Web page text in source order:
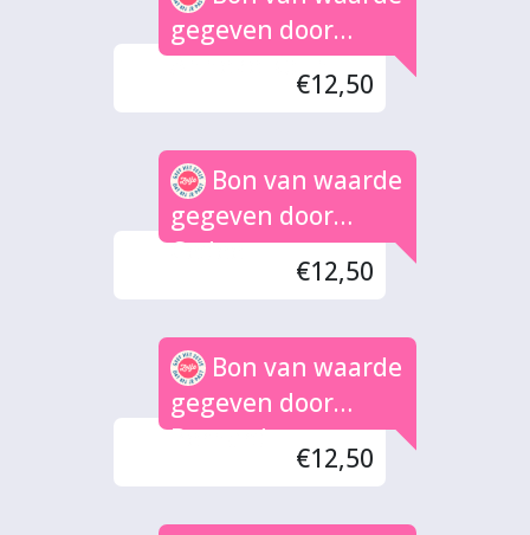
gegeven door
Anneke Koun
€12,50
Bon van waarde
gegeven door
Cedee
€12,50
Bon van waarde
gegeven door
Bernard
€12,50